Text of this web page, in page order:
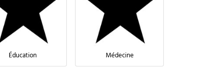
Éducation Médecine